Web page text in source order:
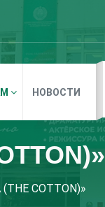
НОВОСТИ
COTTON)»